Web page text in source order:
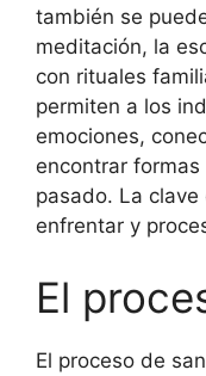
también se
meditación, la
con rituales
permiten a los
emociones,
encontrar
pasado. La
enfrentar y
El
El proceso de